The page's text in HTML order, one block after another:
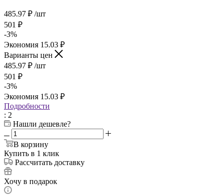
485.97 ₽ /шт
501 ₽
-3%
Экономия 15.03 ₽
Варианты цен
485.97 ₽ /шт
501 ₽
-3%
Экономия 15.03 ₽
Подробности
: 2
Нашли дешевле?
В корзину
Купить в 1 клик
Рассчитать доставку
Хочу в подарок